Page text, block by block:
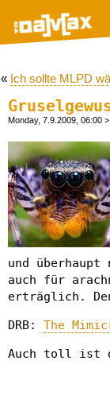
« Ich sollte MLPD
Monday, 7.9.2009, 06:00
und
auch für
erträglich.
DRB: The
Auch toll ist